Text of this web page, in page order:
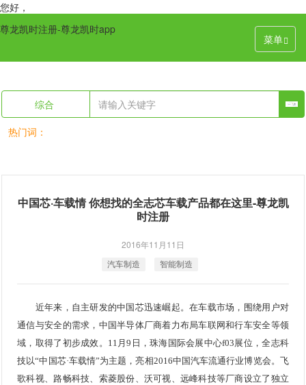
您好，
菜单
尊龙凯时注册-尊龙凯时app
综合
热门词：
中国芯·车载情 你想找的全志芯车载产品都在这里-尊龙凯
时注册
2016年11月11日
汽车制造
智能制造
近年来，自主研发的中国芯迅速崛起。在车载市场，围绕用户对
通信与安全的需求，中国半导体厂商着力布局车联网和行车安全等领
域，取得了初步成效。11月9日，珠海国际会展中心f03展位，全志科
技以“中国芯·车载情”为主题，亮相2016中国汽车流通行业博览会。飞
歌科视、路畅科技、索菱股份、沃可视、远峰科技等厂商设立了独立